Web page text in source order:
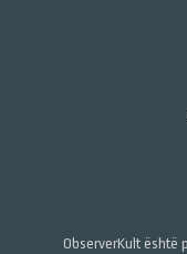
ObserverKult është